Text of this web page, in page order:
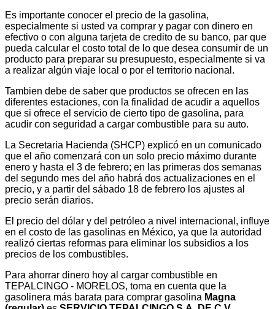
Es importante conocer el precio de la gasolina,
especialmente si usted va comprar y pagar con dinero en
efectivo o con alguna tarjeta de credito de su banco, par que
pueda calcular el costo total de lo que desea consumir de un
producto para preparar su presupuesto, especialmente si va
a realizar algún viaje local o por el territorio nacional.
Tambien debe de saber que productos se ofrecen en las
diferentes estaciones, con la finalidad de acudir a aquellos
que si ofrece el servicio de cierto tipo de gasolina, para
acudir con seguridad a cargar combustible para su auto.
La Secretaria Hacienda (SHCP) explicó en un comunicado
que el año comenzará con un solo precio máximo durante
enero y hasta el 3 de febrero; en las primeras dos semanas
del segundo mes del año habrá dos actualizaciones en el
precio, y a partir del sábado 18 de febrero los ajustes al
precio serán diarios.
El precio del dólar y del petróleo a nivel internacional, influye
en el costo de las gasolinas en México, ya que la autoridad
realizó ciertas reformas para eliminar los subsidios a los
precios de los combustibles.
Para ahorrar dinero hoy al cargar combustible en
TEPALCINGO - MORELOS, toma en cuenta que la
gasolinera más barata para comprar gasolina Magna